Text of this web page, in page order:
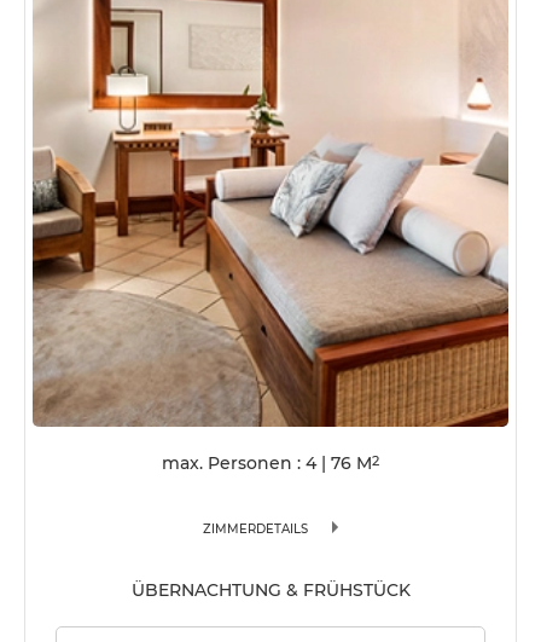
max. Personen : 4 76 M2
ZIMMERDETAILS
ÜBERNACHTUNG & FRÜHSTÜCK